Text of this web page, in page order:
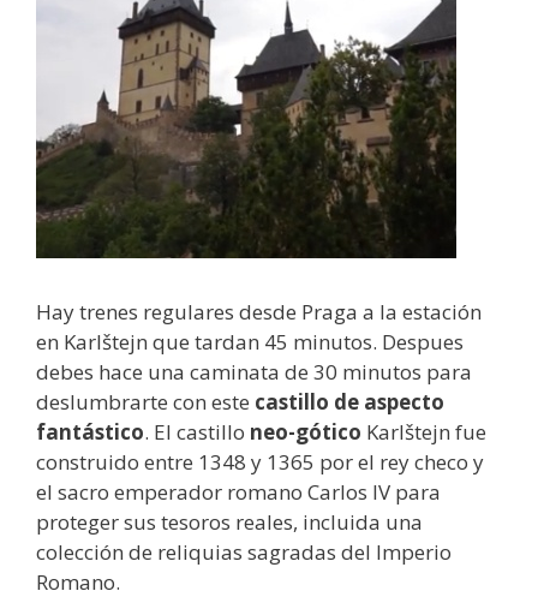
Hay trenes regulares desde Praga a la estación
en Karlštejn que tardan 45 minutos. Despues
debes hace una caminata de 30 minutos para
deslumbrarte con este castillo de aspecto
fantástico. El castillo neo-gótico Karlštejn fue
construido entre 1348 y 1365 por el rey checo y
el sacro emperador romano Carlos IV para
proteger sus tesoros reales, incluida una
colección de reliquias sagradas del Imperio
Romano.